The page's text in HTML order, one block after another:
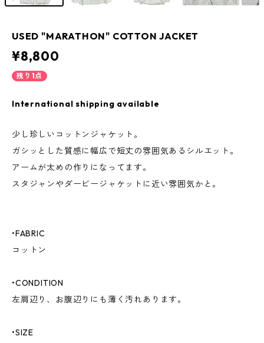
USED "MARATHON" COTTON JACKET
¥8,800
残り1点
International shipping available
少し珍しいコットンジャケット。
ガシッとした質感に幅広で短丈の雰囲気あるシルエット。
アームが太めの作りになってます。
スタジャンやダービージャケットに近い雰囲気かと。
•FABRIC
コットン
•CONDITION
左肩辺り、お腹辺りにも薄く汚れあります。
•SIZE